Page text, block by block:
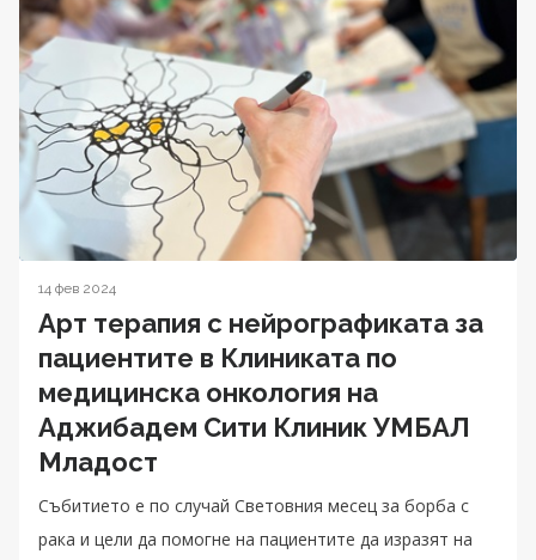
14 фев 2024
Арт терапия с нейрографиката за
пациентите в Клиниката по
медицинска онкология на
Аджибадем Сити Клиник УМБАЛ
Младост
Събитието е по случай Световния месец за борба с
рака и цели да помогне на пациентите да изразят на